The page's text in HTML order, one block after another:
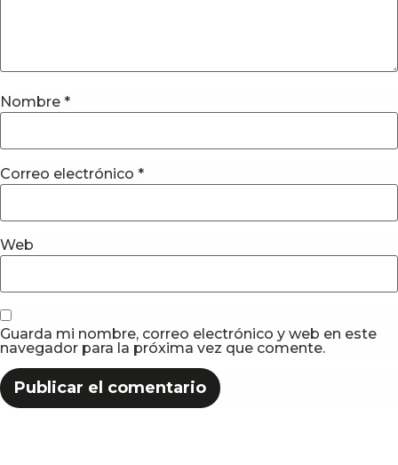
Nombre *
Correo electrónico *
Web
Guarda mi nombre, correo electrónico y web en este
navegador para la próxima vez que comente.